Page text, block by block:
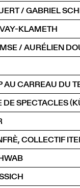
/ GABRIEL
KLAMETH
/ AURÉLIEN
AU CARREAU DU
DE SPECTACLES
COLLECTIF